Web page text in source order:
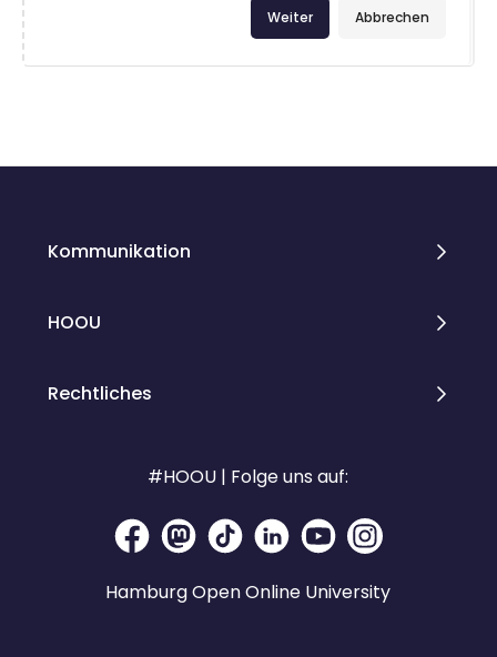
Abbrechen
Weiter
Kommunikation
HOOU
Rechtliches
#HOOU | Folge uns auf:
Hamburg Open Online University